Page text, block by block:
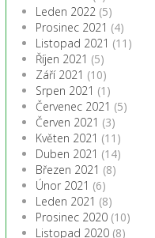
Leden 2022 (5)
Prosinec 2021 (4)
Listopad 2021 (11)
Říjen 2021 (5)
Září 2021 (10)
Srpen 2021 (1)
Červenec 2021 (5)
Červen 2021 (3)
Květen 2021 (11)
Duben 2021 (14)
Březen 2021 (8)
Únor 2021 (6)
Leden 2021 (8)
Prosinec 2020 (10)
Listopad 2020 (8)